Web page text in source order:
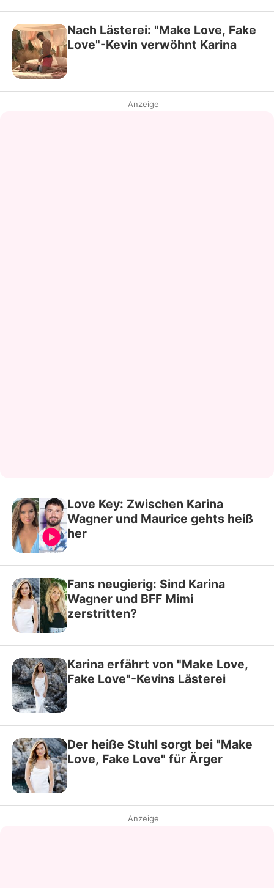
Nach Lästerei: "Make Love, Fake
Love"-Kevin verwöhnt Karina
Anzeige
Love Key: Zwischen Karina
Wagner und Maurice gehts heiß
her
Fans neugierig: Sind Karina
Wagner und BFF Mimi
zerstritten?
Karina erfährt von "Make Love,
Fake Love"-Kevins Lästerei
Der heiße Stuhl sorgt bei "Make
Love, Fake Love" für Ärger
Anzeige